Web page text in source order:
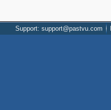
Support: support@pastvu.com